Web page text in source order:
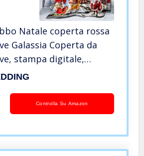
Natale coperta rossa
Galassia Coperta da
stampa digitale,
velluto di
150 cmControlla Su Amazon